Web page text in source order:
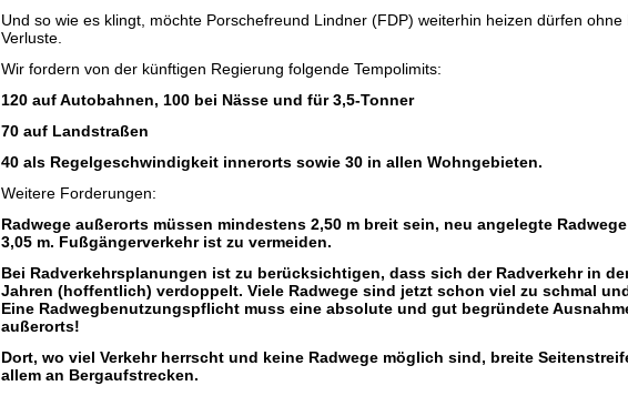
Und so wie es klingt, möchte Porschefreund Lindner (FDP) weiterhin heizen dürfen ohne
Verluste.
Wir fordern von der künftigen Regierung folgende Tempolimits:
120 auf Autobahnen, 100 bei Nässe und für 3,5-Tonner
70 auf Landstraßen
40 als Regelgeschwindigkeit innerorts sowie 30 in allen Wohngebieten.
Weitere Forderungen:
Radwege außerorts müssen mindestens 2,50 m breit sein, neu angelegte
3,05 m. Fußgängerverkehr ist zu vermeiden.
Bei Radverkehrsplanungen ist zu berücksichtigen, dass sich der Radverkehr in
Jahren (hoffentlich) verdoppelt. Viele Radwege sind jetzt schon viel zu schmal
Eine Radwegbenutzungspflicht muss eine absolute und gut begründete
außerorts!
Dort, wo viel Verkehr herrscht und keine Radwege möglich sind, breite
allem an Bergaufstrecken.